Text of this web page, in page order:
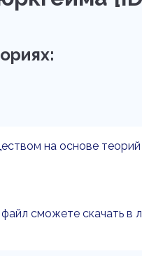
на основе
сможете скачать в